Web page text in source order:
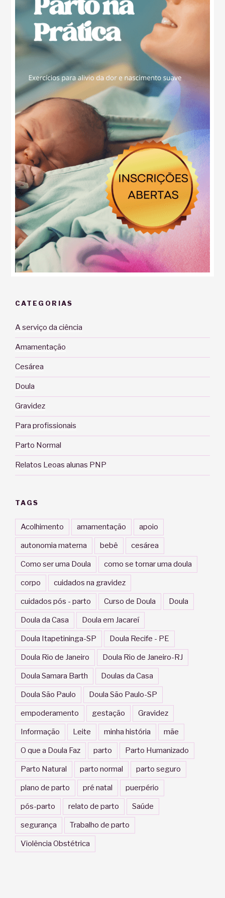
CATEGORIAS
A serviço da ciência
Amamentação
Cesárea
Doula
Gravidez
Para profissionais
Parto Normal
Relatos Leoas alunas PNP
TAGS
Acolhimento amamentação apoio
autonomia materna bebê cesárea
Como ser uma Doula como se tornar uma doula
corpo cuidados na gravidez
cuidados pós - parto Curso de Doula Doula
Doula da Casa Doula em Jacareí
Doula Itapetininga-SP Doula Recife - PE
Doula Rio de Janeiro Doula Rio de Janeiro-RJ
Doula Samara Barth Doulas da Casa
Doula São Paulo Doula São Paulo-SP
empoderamento gestação Gravidez
Informação Leite minha história mãe
O que a Doula Faz parto Parto Humanizado
Parto Natural parto normal parto seguro
plano de parto pré natal puerpério
pós-parto relato de parto Saúde
segurança Trabalho de parto
Violência Obstétrica